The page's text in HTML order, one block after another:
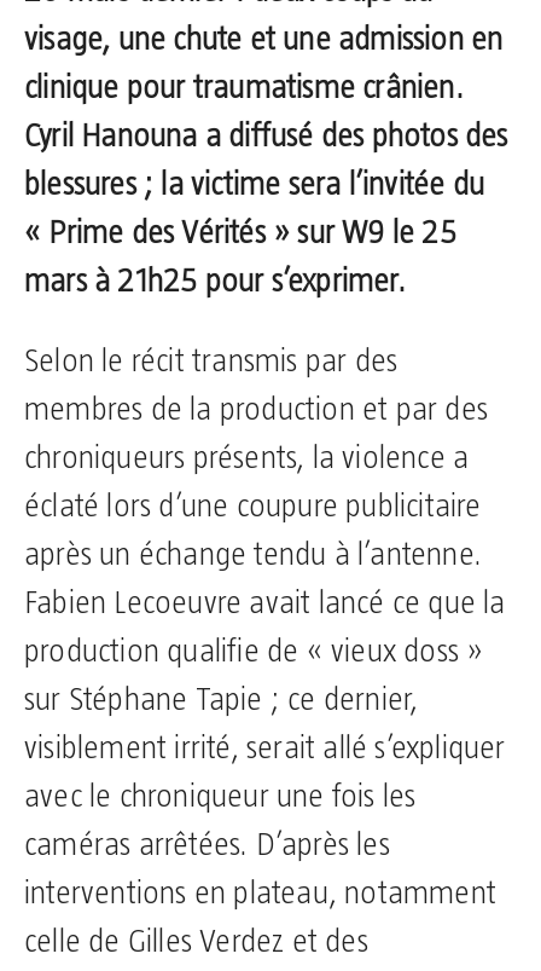
visage, une chute et une admission en
clinique pour traumatisme crânien.
Cyril Hanouna a diffusé des photos des
blessures ; la victime sera l’invitée du
« Prime des Vérités » sur W9 le 25
mars à 21h25 pour s’exprimer.
Selon le récit transmis par des
membres de la production et par des
chroniqueurs présents, la violence a
éclaté lors d’une coupure publicitaire
après un échange tendu à l’antenne.
Fabien Lecoeuvre avait lancé ce que la
production qualifie de « vieux doss »
sur Stéphane Tapie ; ce dernier,
visiblement irrité, serait allé s’expliquer
avec le chroniqueur une fois les
caméras arrêtées. D’après les
interventions en plateau, notamment
celle de Gilles Verdez et des